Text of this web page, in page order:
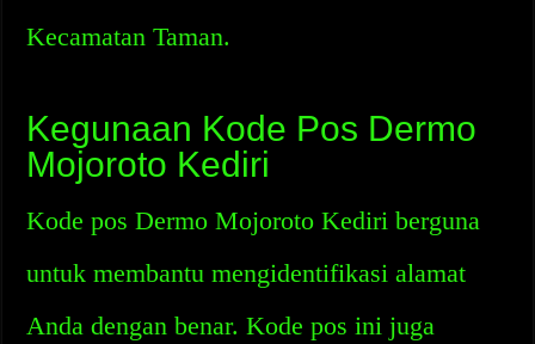
Kecamatan Taman.
Kegunaan Kode Pos Dermo
Mojoroto Kediri
Kode pos Dermo Mojoroto Kediri berguna
untuk membantu mengidentifikasi alamat
Anda dengan benar. Kode pos ini juga